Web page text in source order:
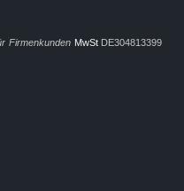
Firmenkunden MwStDE304813399